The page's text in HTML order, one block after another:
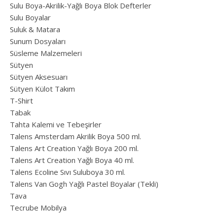
Sulu Boya-Akrilik-Yağlı Boya Blok Defterler
Sulu Boyalar
Suluk & Matara
Sunum Dosyaları
Süsleme Malzemeleri
Sütyen
Sütyen Aksesuarı
Sütyen Külot Takım
T-Shirt
Tabak
Tahta Kalemi ve Tebeşirler
Talens Amsterdam Akrilik Boya 500 ml.
Talens Art Creation Yağlı Boya 200 ml.
Talens Art Creation Yağlı Boya 40 ml.
Talens Ecoline Sıvı Suluboya 30 ml.
Talens Van Gogh Yağlı Pastel Boyalar (Tekli)
Tava
Tecrube Mobilya